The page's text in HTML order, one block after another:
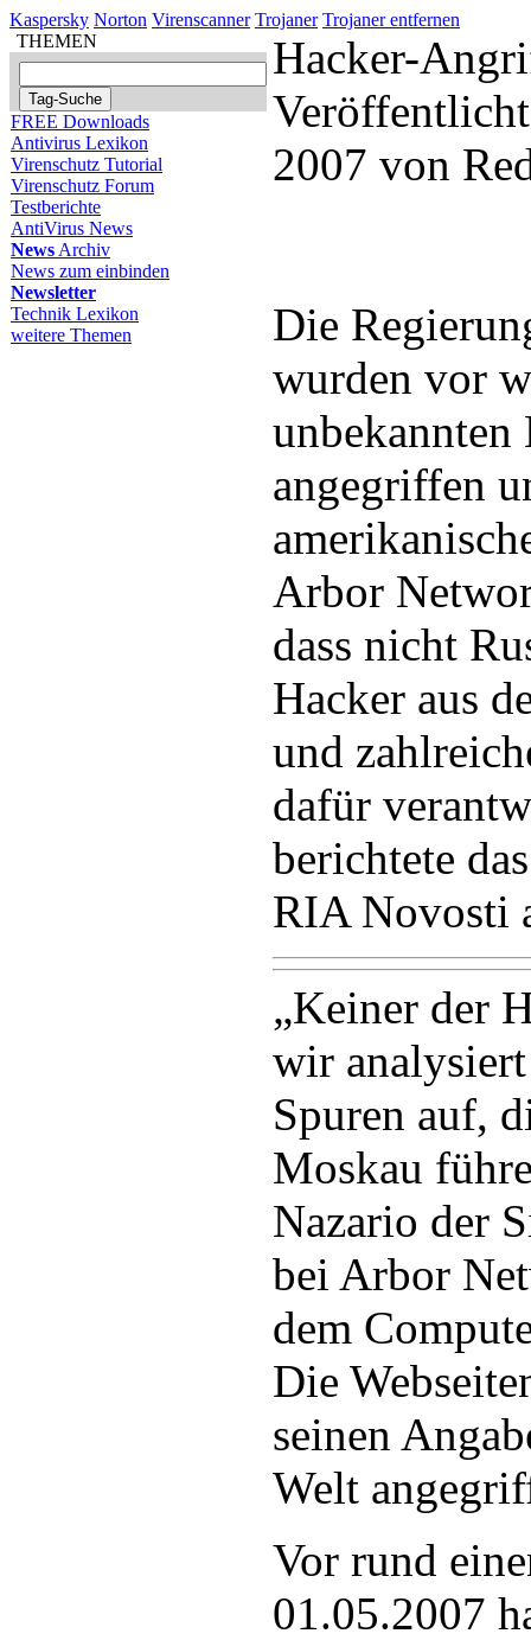
Kaspersky Norton Virenscanner Trojaner Trojaner entfernen
THEMEN
FREE Downloads
Antivirus Lexikon
Virenschutz Tutorial
Virenschutz Forum
Testberichte
AntiVirus News
News Archiv
News zum einbinden
Newsletter
Technik Lexikon
weitere Themen
Hacker-
2007 von
Die
wurden vor
unbekannten
angegriffen
Arbor
dass nicht
Hacker aus
und
dafür
berichtete
RIA Novosti
„Keiner der
wir
Spuren auf,
Moskau
Nazario der
bei Arbor
dem
Die
seinen
Welt
Vor rund
01.05.2007